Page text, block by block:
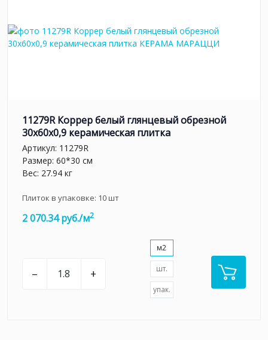
11279R Коррер белый глянцевый обрезной
30x60x0,9 керамическая плитка
Артикул: 11279R
Размер: 60*30 см
Вес: 27.94 кг
Плиток в упаковке: 10шт
2 070.34 руб./м2
– +
м2
шт.
упак.